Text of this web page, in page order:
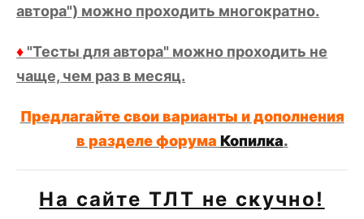
автора") можно проходить многократно.
♦ "Тесты для автора" можно проходить не
чаще, чем раз в месяц.
Предлагайте свои варианты и дополнения
в разделе форума Копилка.
На сайте ТЛТ не скучно!